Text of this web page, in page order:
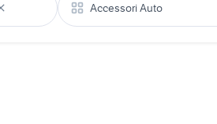
Accessori Auto